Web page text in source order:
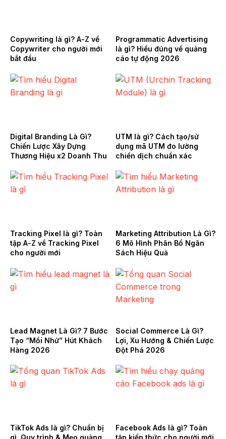
Copywriting là gì? A-Z về
Copywriter cho người mới
bắt đầu
Programmatic Advertising
là gì? Hiểu đúng về quảng
cáo tự động 2026
Digital Branding Là Gì?
Chiến Lược Xây Dựng
Thương Hiệu x2 Doanh Thu
UTM là gì? Cách tạo/sử
dụng mã UTM đo lường
chiến dịch chuẩn xác
Tracking Pixel là gì? Toàn
tập A-Z về Tracking Pixel
cho người mới
Marketing Attribution Là Gì?
6 Mô Hình Phân Bổ Ngân
Sách Hiệu Quả
Lead Magnet Là Gì? 7 Bước
Tạo “Mồi Nhử” Hút Khách
Hàng 2026
Social Commerce Là Gì?
Lợi, Xu Hướng & Chiến Lược
Đột Phá 2026
TikTok Ads là gì? Chuẩn bị
Facebook Ads là gì? Toàn